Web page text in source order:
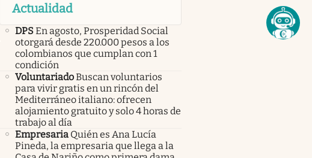
Actualidad
DPSEn agosto, Prosperidad Social
otorgará desde 220.000 pesos a los
colombianos que cumplan con 1
condición
VoluntariadoBuscan voluntarios
para vivir gratis en un rincón del
Mediterráneo italiano: ofrecen
alojamiento gratuito y solo 4 horas de
trabajo al día
Empresaria Quién es Ana Lucía
Pineda, la empresaria que llega a la